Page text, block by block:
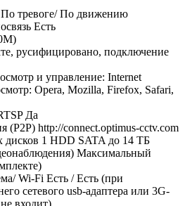
тревоге/ По движению
Есть
русифицировано, подключение
и управление: Internet
Opera, Mozilla, Firefox, Safari,
Да
(P2P) http://connect.optimus-cctv.com
дисков 1 HDD SATA до 14 ТБ
Максимальный
Wi-Fi Есть / Есть (при
сетевого usb-адаптера или 3G-